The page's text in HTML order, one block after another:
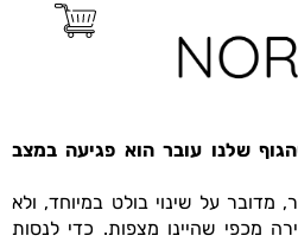
שלנו עובר הוא פגיעה במצב
מדובר על שינוי בולט במיוחד, ולא
מכפי שהיינו מצפות. כדי לנסות